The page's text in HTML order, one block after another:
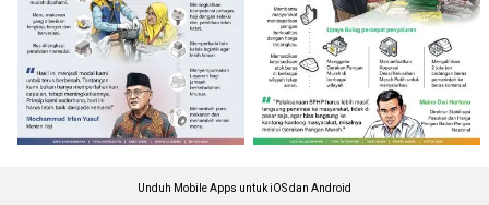
Unduh Mobile Apps untuk iOS dan Android